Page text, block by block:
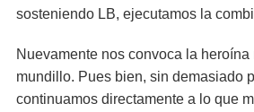
sosteniendo LB, ejecutamos la
Nuevamente nos convoca la heroína
mundillo. Pues bien, sin demasiado
continuamos directamente a lo que